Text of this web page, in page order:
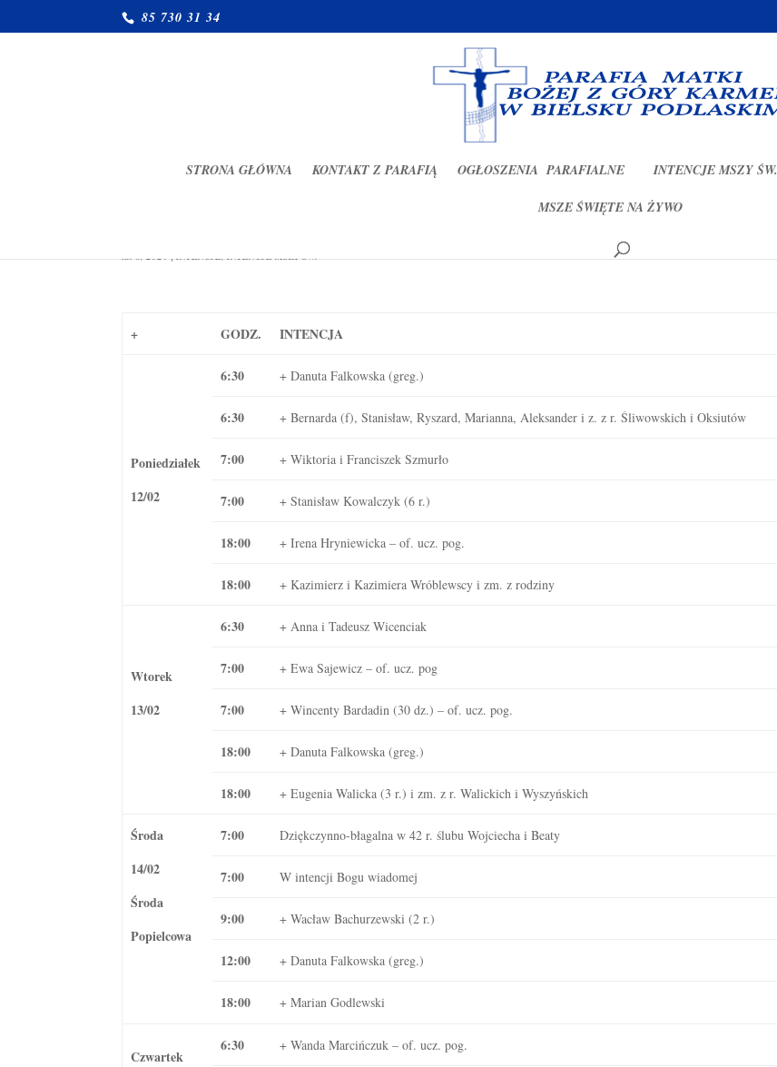
85 730 31 34
STRONA GŁÓWNA KONTAKT Z PARAFIĄ OGŁOSZENIA PARAFIALNE INTENCJE MSZY ŚW.
MSZE ŚWIĘTE NA ŻYWO
lut 8, 2024|INTENCJE,INTENCJE MSZY ŚW.
+ GODZ. INTENCJA
Poniedziałek
12/02
6:30 + Danuta Falkowska (greg.)
6:30 + Bernarda (f), Stanisław, Ryszard, Marianna, Aleksander i z. z r. Śliwowskich i Oksiutów
7:00 + Wiktoria i Franciszek Szmurło
7:00 + Stanisław Kowalczyk (6 r.)
18:00 + Irena Hryniewicka – of. ucz. pog.
18:00 + Kazimierz i Kazimiera Wróblewscy i zm. z rodziny
Wtorek
13/02
6:30 + Anna i Tadeusz Wicenciak
7:00 + Ewa Sajewicz – of. ucz. pog
7:00 + Wincenty Bardadin (30 dz.) – of. ucz. pog.
18:00 + Danuta Falkowska (greg.)
18:00 + Eugenia Walicka (3 r.) i zm. z r. Walickich i Wyszyńskich
Środa
14/02
Środa
Popielcowa
7:00 Dziękczynno-błagalna w 42 r. ślubu Wojciecha i Beaty
7:00 W intencji Bogu wiadomej
9:00 + Wacław Bachurzewski (2 r.)
12:00 + Danuta Falkowska (greg.)
18:00 + Marian Godlewski
Czwartek
6:30 + Wanda Marcińczuk – of. ucz. pog.